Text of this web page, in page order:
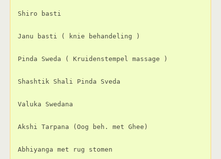
Shiro basti
Janu basti ( knie behandeling )
Pinda Sweda ( Kruidenstempel massage )
Shashtik Shali Pinda Sveda
Valuka Swedana
Akshi Tarpana (Oog beh. met Ghee)
Abhiyanga met rug stomen